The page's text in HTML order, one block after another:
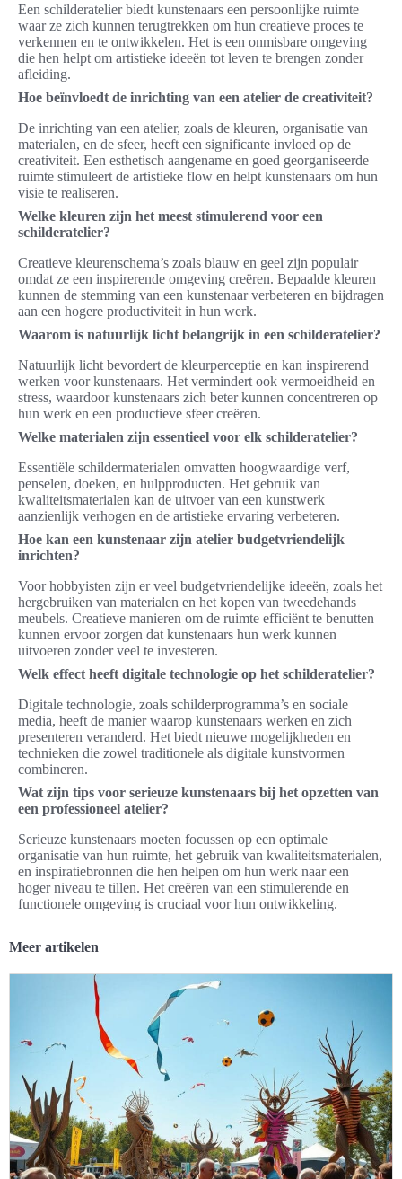
Een schilderatelier biedt kunstenaars een persoonlijke ruimte
waar ze zich kunnen terugtrekken om hun creatieve proces te
verkennen en te ontwikkelen. Het is een onmisbare omgeving
die hen helpt om artistieke ideeën tot leven te brengen zonder
afleiding.
Hoe beïnvloedt de inrichting van een atelier de creativiteit?
De inrichting van een atelier, zoals de kleuren, organisatie van
materialen, en de sfeer, heeft een significante invloed op de
creativiteit. Een esthetisch aangename en goed georganiseerde
ruimte stimuleert de artistieke flow en helpt kunstenaars om hun
visie te realiseren.
Welke kleuren zijn het meest stimulerend voor een
schilderatelier?
Creatieve kleurenschema’s zoals blauw en geel zijn populair
omdat ze een inspirerende omgeving creëren. Bepaalde kleuren
kunnen de stemming van een kunstenaar verbeteren en bijdragen
aan een hogere productiviteit in hun werk.
Waarom is natuurlijk licht belangrijk in een schilderatelier?
Natuurlijk licht bevordert de kleurperceptie en kan inspirerend
werken voor kunstenaars. Het vermindert ook vermoeidheid en
stress, waardoor kunstenaars zich beter kunnen concentreren op
hun werk en een productieve sfeer creëren.
Welke materialen zijn essentieel voor elk schilderatelier?
Essentiële schildermaterialen omvatten hoogwaardige verf,
penselen, doeken, en hulpproducten. Het gebruik van
kwaliteitsmaterialen kan de uitvoer van een kunstwerk
aanzienlijk verhogen en de artistieke ervaring verbeteren.
Hoe kan een kunstenaar zijn atelier budgetvriendelijk
inrichten?
Voor hobbyisten zijn er veel budgetvriendelijke ideeën, zoals het
hergebruiken van materialen en het kopen van tweedehands
meubels. Creatieve manieren om de ruimte efficiënt te benutten
kunnen ervoor zorgen dat kunstenaars hun werk kunnen
uitvoeren zonder veel te investeren.
Welk effect heeft digitale technologie op het schilderatelier?
Digitale technologie, zoals schilderprogramma’s en sociale
media, heeft de manier waarop kunstenaars werken en zich
presenteren veranderd. Het biedt nieuwe mogelijkheden en
technieken die zowel traditionele als digitale kunstvormen
combineren.
Wat zijn tips voor serieuze kunstenaars bij het opzetten van
een professioneel atelier?
Serieuze kunstenaars moeten focussen op een optimale
organisatie van hun ruimte, het gebruik van kwaliteitsmaterialen,
en inspiratiebronnen die hen helpen om hun werk naar een
hoger niveau te tillen. Het creëren van een stimulerende en
functionele omgeving is cruciaal voor hun ontwikkeling.
Meer artikelen